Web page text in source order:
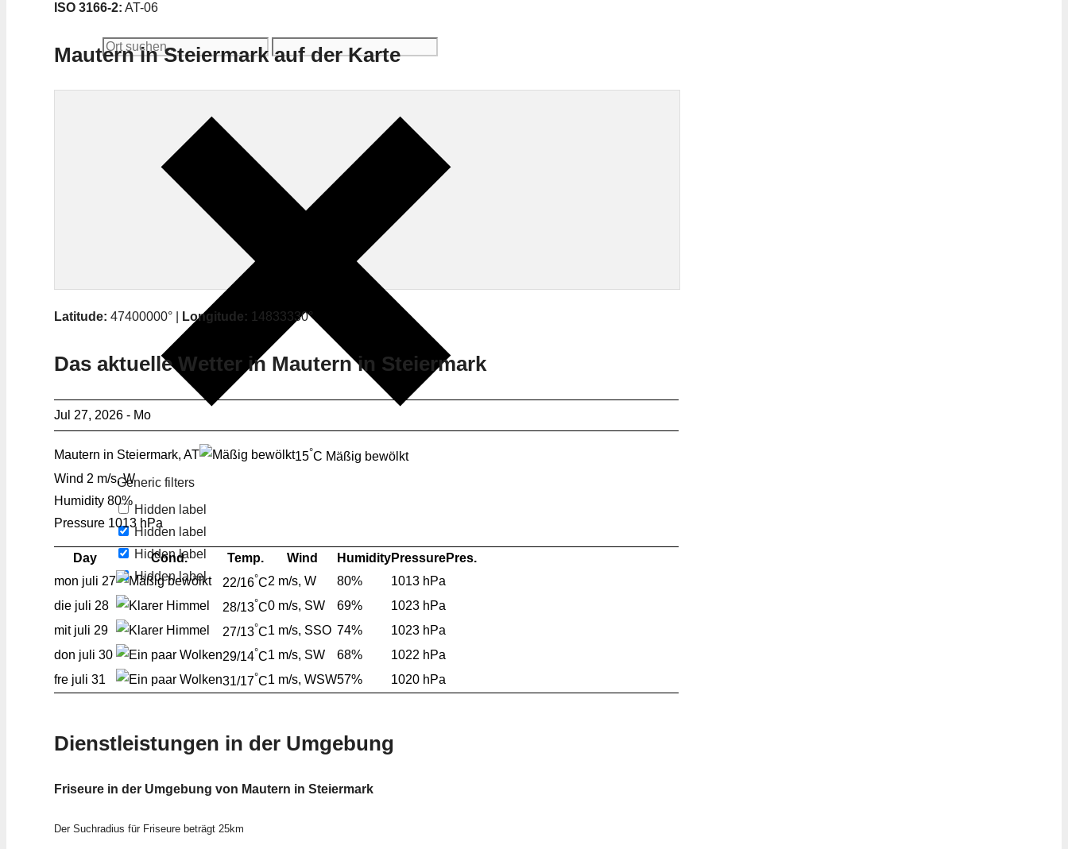
Generic filters
Hidden label
Hidden label
Hidden label
Hidden label
ISO 3166-2: AT-06
Mautern in Steiermark auf der Karte
Latitude: 47400000° | Longitude: 14833330°
Das aktuelle Wetter in Mautern in Steiermark
Jul 27, 2026 - Mo
Mautern in Steiermark, AT 15°C Mäßig bewölkt
Wind 2 m/s, W
Humidity 80%
Pressure 1013 hPa
Day Cond. Temp. Wind HumidityPressurePres.
mon juli 27 22/16°C2 m/s, W 80%
1013 hPa
die juli 28 28/13°C0 m/s, SW 69%
1023 hPa
mit juli 29 27/13°C1 m/s, SSO 74%
1023 hPa
don juli 30 29/14°C1 m/s, SW 68%
1022 hPa
fre juli 31 31/17°C1 m/s, WSW57% 1020 hPa
Dienstleistungen in der Umgebung
Friseure in der Umgebung von Mautern in Steiermark
Der Suchradius für Friseure beträgt 25km